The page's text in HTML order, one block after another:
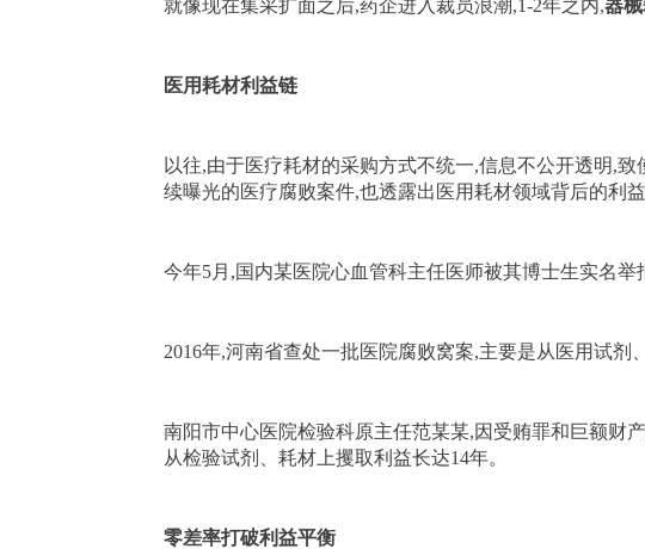
就像现在集采扩面之后,药企进入裁员浪潮,1-2年之内,器
医用耗材利益链
以往,由于医疗耗材的采购方式不统一,信息不公开透明,
续曝光的医疗腐败案件,也透露出医用耗材领域背后的利
今年5月,国内某医院心血管科主任医师被其博士生实名举
2016年,河南省查处一批医院腐败窝案,主要是从医用试剂
南阳市中心医院检验科原主任范某某,因受贿罪和巨额财
从检验试剂、耗材上攫取利益长达14年。
零差率打破利益平衡